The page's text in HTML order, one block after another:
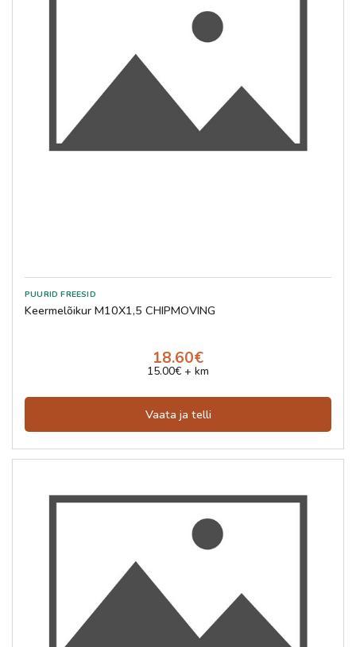
Keermelõikur M10X1,5 CHIPMOVING
18.60€
15.00€ + km
Vaata ja telli